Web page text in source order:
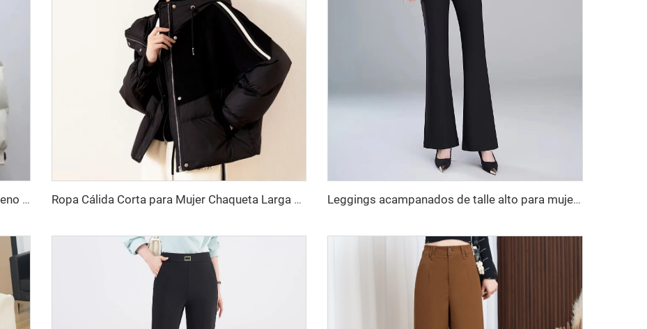
Chaquetón Impermeable con Capucha, Relleno de Plumas de Ganso, Corte Corto, con Mangas Desmontables y Estampado de Personaje Personalizado para Hombre y Mujer Ropa Cálida Corta para Mujer Chaqueta Larga de Plumas Rellena de Plumas de Pato Blanco Abrigo Coreano para Mujer Reforzado Abrigo de Invierno para Mujer Chaquetas Frío Leggings acampanados de talle alto para mujer, pantalones tipo boot cut para yoga y negocios